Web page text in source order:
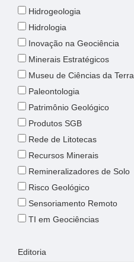
Hidrogeologia
Hidrologia
Inovação na Geociência
Minerais Estratégicos
Museu de Ciências da Terra
Paleontologia
Patrimônio Geológico
Produtos SGB
Rede de Litotecas
Recursos Minerais
Remineralizadores de Solo
Risco Geológico
Sensoriamento Remoto
TI em Geociências
Editoria